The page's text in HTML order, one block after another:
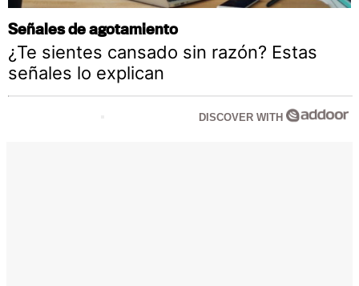
Señales de agotamiento
¿Te sientes cansado sin razón? Estas
señales lo explican
DISCOVER WITH